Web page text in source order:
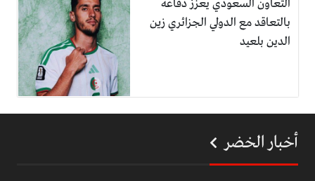
التعاون السعودي يعزز دفاعه
بالتعاقد مع الدولي الجزائري زين
الدين بلعيد
أخبار الخضر